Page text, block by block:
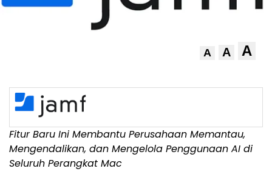
A A A
Fitur Baru Ini Membantu Perusahaan Memantau,
Mengendalikan, dan Mengelola Penggunaan AI di
Seluruh Perangkat Mac